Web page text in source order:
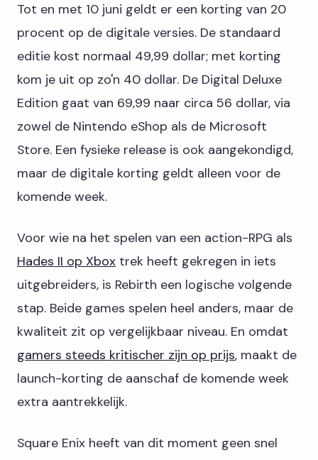
Tot en met 10 juni geldt er een korting van 20
procent op de digitale versies. De standaard
editie kost normaal 49,99 dollar; met korting
kom je uit op zo'n 40 dollar. De Digital Deluxe
Edition gaat van 69,99 naar circa 56 dollar, via
zowel de Nintendo eShop als de Microsoft
Store. Een fysieke release is ook aangekondigd,
maar de digitale korting geldt alleen voor de
komende week.
Voor wie na het spelen van een action-RPG als
Hades II op Xbox trek heeft gekregen in iets
uitgebreiders, is Rebirth een logische volgende
stap. Beide games spelen heel anders, maar de
kwaliteit zit op vergelijkbaar niveau. En omdat
gamers steeds kritischer zijn op prijs, maakt de
launch-korting de aanschaf de komende week
extra aantrekkelijk.
Square Enix heeft van dit moment geen snel